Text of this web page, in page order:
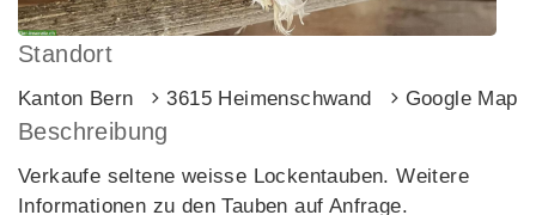
Standort
Kanton Bern 3615 Heimenschwand Google Maps
Beschreibung
Verkaufe seltene weisse Lockentauben. Weitere
Informationen zu den Tauben auf Anfrage.